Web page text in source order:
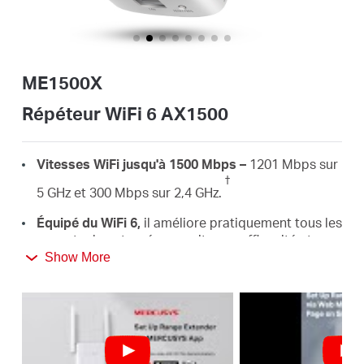
Français
ME1500X
Répéteur WiFi 6 AX1500
Vitesses WiFi jusqu'à 1500 Mbps –1201 Mbps sur
5 GHz et 300 Mbps sur 2,4 GHz.
†
Équipé du WiFi 6, il améliore pratiquement tous les
aspects de votre réseau : vitesse, efficacité et
capacité.
consoles de jeux.
Fonctionne avec tous les routeurs –
pour étendre
Show More